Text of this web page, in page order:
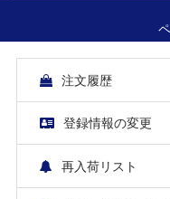
注文履歴
登録情報の変更
再入荷リスト